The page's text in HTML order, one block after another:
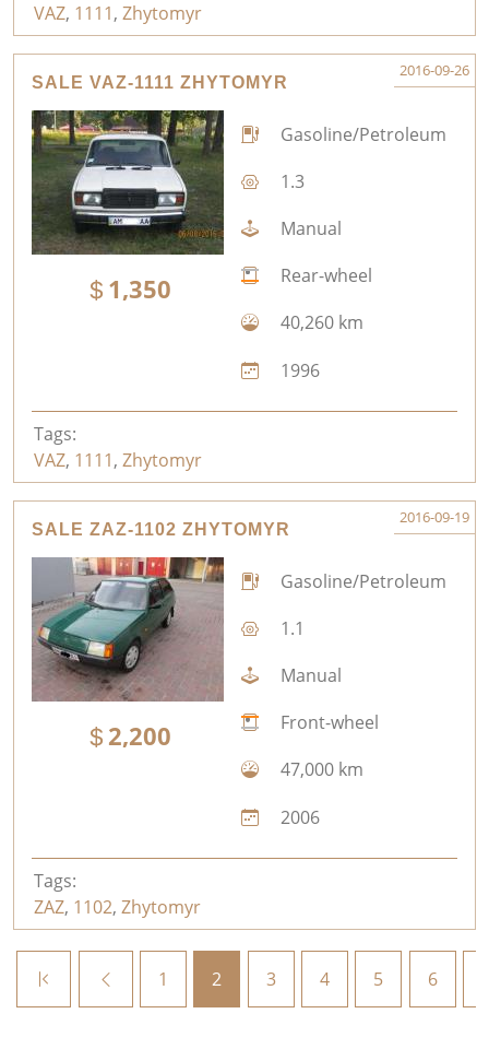
VAZ, 1111, Zhytomyr
SALE VAZ-1111 ZHYTOMYR
2016-09-26
1,350
Gasoline/Petroleum
1.3
Manual
Rear-wheel
40,260 km
1996
Tags:
VAZ, 1111, Zhytomyr
SALE ZAZ-1102 ZHYTOMYR
2016-09-19
2,200
Gasoline/Petroleum
1.1
Manual
Front-wheel
47,000 km
2006
Tags:
ZAZ, 1102, Zhytomyr
1 2 3 4 5 6